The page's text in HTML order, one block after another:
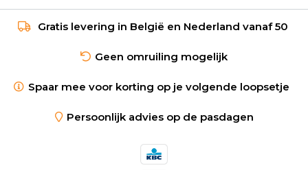
Gratis levering in België en Nederland vanaf 50
Geen omruiling mogelijk
Spaar mee voor korting op je volgende loopsetje
Persoonlijk advies op de pasdagen